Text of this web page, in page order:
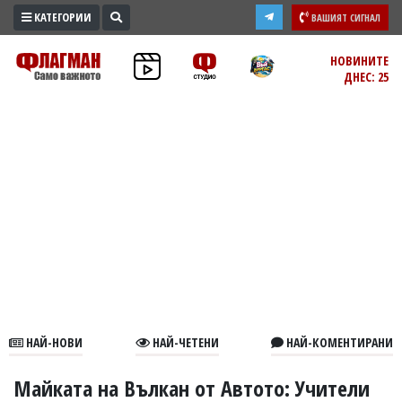
ПРОМО
ЗОНА
В
КАТЕГОРИИ ВАШИЯТ СИГНАЛ
НОВИНИТЕ
ДНЕС: 25
НАЙ-НОВИ НАЙ-ЧЕТЕНИ НАЙ-КОМЕНТИРАНИ
Майката на Вълкан от Автото: Учители